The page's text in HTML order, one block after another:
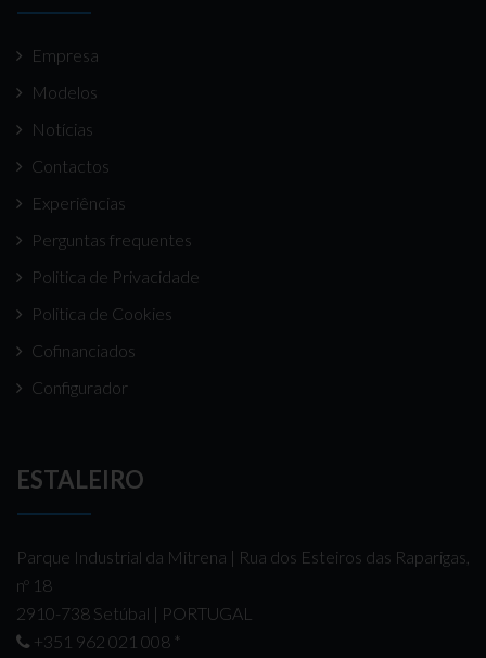
Empresa
Modelos
Notícias
Contactos
Experiências
Perguntas frequentes
Politica de Privacidade
Politica de Cookies
Cofinanciados
Configurador
ESTALEIRO
Parque Industrial da Mitrena | Rua dos Esteiros das Raparigas,
nº 18
2910-738 Setúbal | PORTUGAL
+351 962 021 008 *